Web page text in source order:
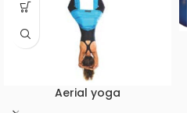
Aerial yoga